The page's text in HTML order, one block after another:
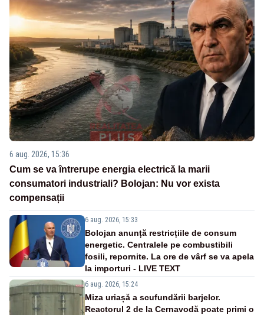
6 aug. 2026, 15:36
Cum se va întrerupe energia electrică la marii
consumatori industriali? Bolojan: Nu vor exista
compensații
6 aug. 2026, 15:33
Bolojan anunță restricțiile de consum
energetic. Centralele pe combustibili
fosili, repornite. La ore de vârf se va apela
la importuri - LIVE TEXT
6 aug. 2026, 15:24
Miza uriașă a scufundării barjelor.
Reactorul 2 de la Cernavodă poate primi o